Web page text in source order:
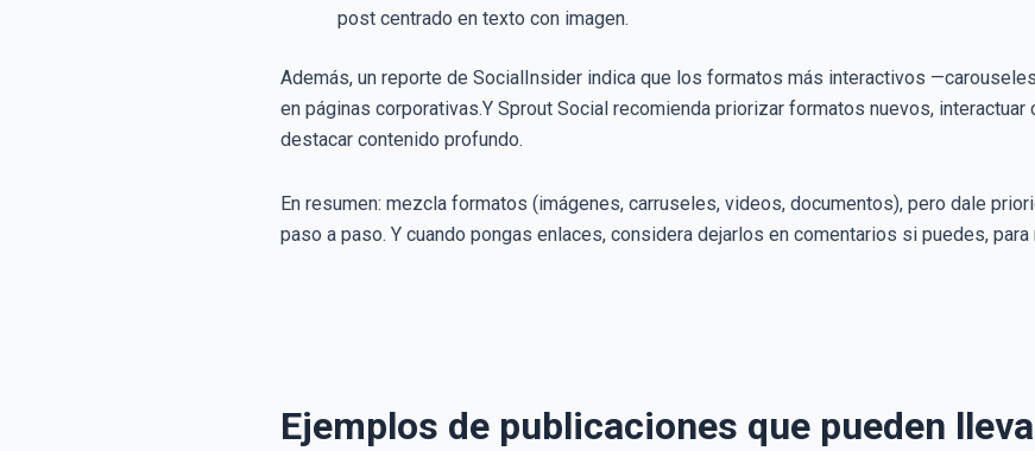
post centrado en texto con imagen.
Además, un reporte de SocialInsider indica que los formatos más interactivos
en páginas corporativas.Y Sprout Social recomienda priorizar formatos nuevos,
destacar contenido profundo.
En resumen: mezcla formatos (imágenes, carruseles, videos, documentos), pero dale
paso a paso. Y cuando pongas enlaces, considera dejarlos en comentarios si puedes,
Ejemplos de publicaciones que pueden